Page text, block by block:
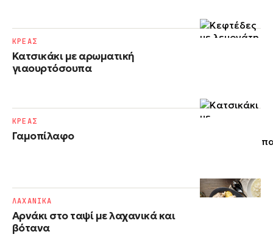
Κατσικάκι με αρωματική
γιαουρτόσουπα
ΚΡΕΑΣ
Γαμοπίλαφο
ΚΡΕΑΣ
Αρνάκι στο ταψί με λαχανικά και
βότανα
ΛΑΧΑΝΙΚΑ